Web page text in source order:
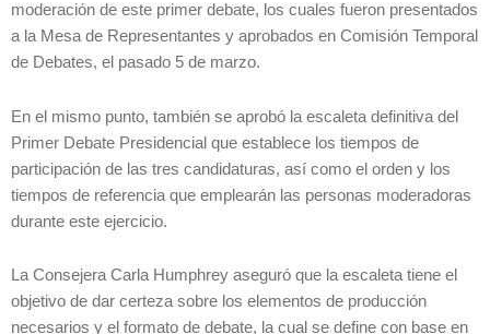
moderación de este primer debate, los cuales fueron presentados
a la Mesa de Representantes y aprobados en Comisión Temporal
de Debates, el pasado 5 de marzo.
En el mismo punto, también se aprobó la escaleta definitiva del
Primer Debate Presidencial que establece los tiempos de
participación de las tres candidaturas, así como el orden y los
tiempos de referencia que emplearán las personas moderadoras
durante este ejercicio.
La Consejera Carla Humphrey aseguró que la escaleta tiene el
objetivo de dar certeza sobre los elementos de producción
necesarios y el formato de debate, la cual se define con base en